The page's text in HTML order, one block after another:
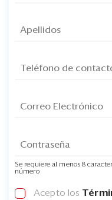
Se requiere al menos 8
número
Acepto los